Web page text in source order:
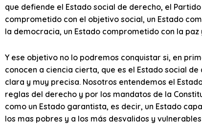
que defiende el Estado social de derecho, el
comprometido con el objetivo social, un Estado
la democracia, un Estado comprometido con la
Y ese objetivo no lo podremos conquistar si, en
conocen a ciencia cierta, que es el Estado social
clara y muy precisa. Nosotros entendemos el
reglas del derecho y por los mandatos de la
como un Estado garantista, es decir, un Estado
los mas pobres y a los más desvalidos y